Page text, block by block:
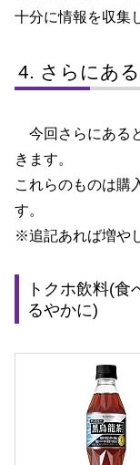
十分に情報を収集
さらにあ
今回さらにある
きます。
これらのものは購
す。
※追記あれば増や
トクホ飲料(食
るやかに)